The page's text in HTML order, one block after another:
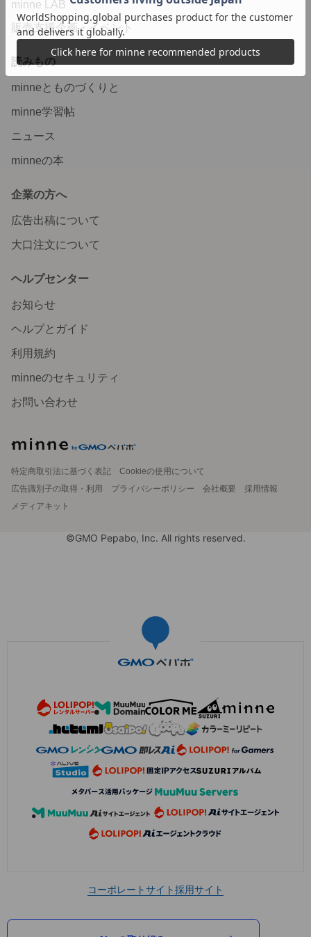
minne LAB
販売支援企画・イベント
読みもの
minneとものづくりと
minne学習帖
ニュース
minneの本
企業の方へ
広告出稿について
大口注文について
ヘルプセンター
お知らせ
ヘルプとガイド
利用規約
minneのセキュリティ
お問い合わせ
特定商取引法に基づく表記
Cookieの使用について
広告識別子の取得・利用
プライバシーポリシー 会社概要
採用情報
メディアキット
©GMO Pepabo, Inc. All rights reserved.
コーポレートサイト採用サイト